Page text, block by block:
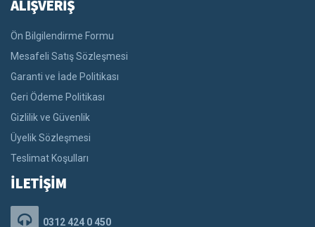
ALIŞVERİŞ
Ön Bilgilendirme Formu
Mesafeli Satış Sözleşmesi
Garanti ve İade Politikası
Geri Ödeme Politikası
Gizlilik ve Güvenlik
Üyelik Sözleşmesi
Teslimat Koşulları
İLETİŞİM
0312 424 0 450